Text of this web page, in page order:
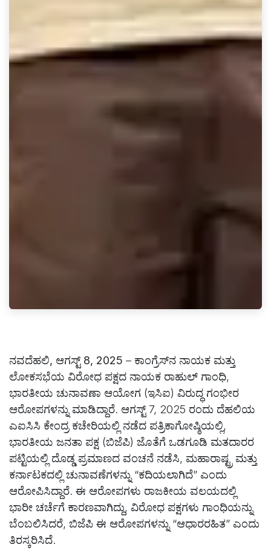
ನವದೆಹಲಿ, ಆಗಸ್ಟ್ 8, 2025 – ಕಾಂಗ್ರೆಸ್‌ನ ನಾಯಕ ಮತ್ತು
ಲೋಕಸಭೆಯ ವಿರೋಧ ಪಕ್ಷದ ನಾಯಕ ರಾಹುಲ್ ಗಾಂಧಿ,
ಭಾರತೀಯ ಚುನಾವಣಾ ಆಯೋಗ (ಇಸಿಐ) ವಿರುದ್ಧ ಗಂಭೀರ
ಆರೋಪಗಳನ್ನು ಮಾಡಿದ್ದಾರೆ. ಆಗಸ್ಟ್ 7, 2025 ರಂದು ದೆಹಲಿಯ
ಎಐಸಿಸಿ ಕೇಂದ್ರ ಕಚೇರಿಯಲ್ಲಿ ನಡೆದ ಪತ್ರಿಕಾಗೋಷ್ಠಿಯಲ್ಲಿ,
ಭಾರತೀಯ ಜನತಾ ಪಕ್ಷ (ಬಿಜೆಪಿ) ಜೊತೆಗೆ ಒಡಗೂಡಿ ಮತದಾರರ
ಪಟ್ಟಿಯಲ್ಲಿ ದೊಡ್ಡ ಪ್ರಮಾಣದ ವಂಚನೆ ನಡೆಸಿ, ಮಹಾರಾಷ್ಟ್ರ ಮತ್ತು
ಕರ್ನಾಟಕದಲ್ಲಿ ಚುನಾವಣೆಗಳನ್ನು “ಕದಿಯಲಾಗಿದೆ” ಎಂದು
ಆರೋಪಿಸಿದ್ದಾರೆ. ಈ ಆರೋಪಗಳು ರಾಜಕೀಯ ವಲಯದಲ್ಲಿ
ಭಾರೀ ಚರ್ಚೆಗೆ ಕಾರಣವಾಗಿದ್ದು, ವಿರೋಧ ಪಕ್ಷಗಳು ಗಾಂಧಿಯನ್ನು
ಬೆಂಬಲಿಸಿದರೆ, ಬಿಜೆಪಿ ಈ ಆರೋಪಗಳನ್ನು “ಆಧಾರರಹಿತ” ಎಂದು
ತಿರಸ್ಕರಿಸಿದೆ.